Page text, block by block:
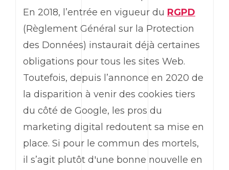
En 2018, l’entrée en vigueur du RGPD
(Règlement Général sur la Protection
des Données) instaurait déjà certaines
obligations pour tous les sites Web.
Toutefois, depuis l’annonce en 2020 de
la disparition à venir des cookies tiers
du côté de Google, les pros du
marketing digital redoutent sa mise en
place. Si pour le commun des mortels,
il s’agit plutôt d'une bonne nouvelle en